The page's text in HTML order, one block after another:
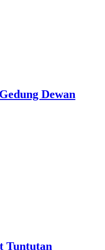
Dewan
Tuntutan